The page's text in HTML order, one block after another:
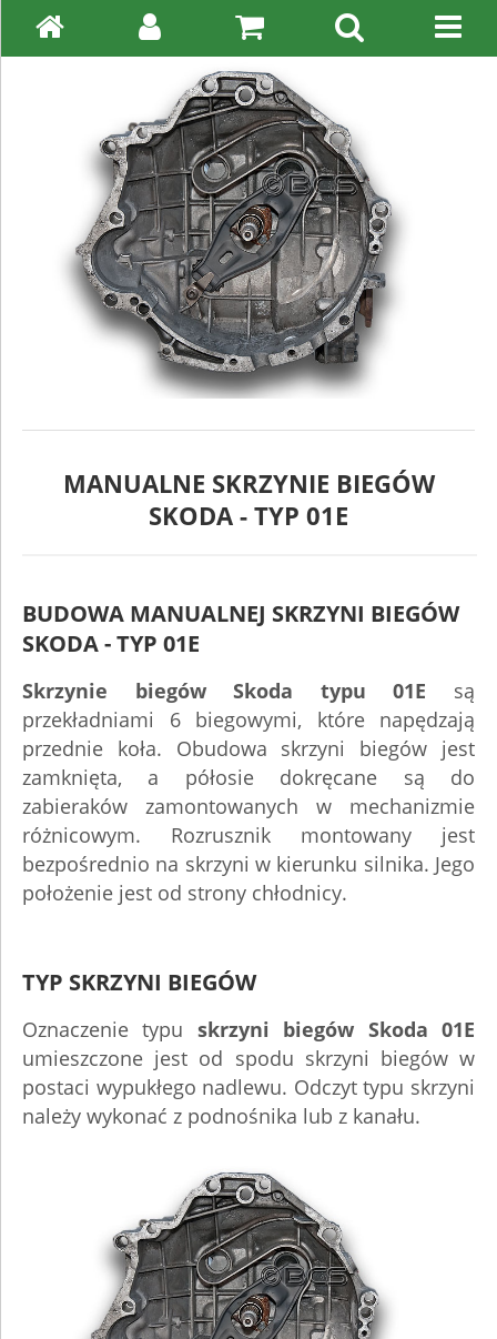
MANUALNE SKRZYNIE BIEGÓW
SKODA - TYP 01E
BUDOWA MANUALNEJ SKRZYNI BIEGÓW
SKODA - TYP 01E
Skrzynie biegów Skoda typu 01E są
przekładniami 6 biegowymi, które napędzają
przednie koła. Obudowa skrzyni biegów jest
zamknięta, a półosie dokręcane są do
zabieraków zamontowanych w mechanizmie
różnicowym. Rozrusznik montowany jest
bezpośrednio na skrzyni w kierunku silnika. Jego
położenie jest od strony chłodnicy.
TYP SKRZYNI BIEGÓW
Oznaczenie typu skrzyni biegów Skoda 01E
umieszczone jest od spodu skrzyni biegów w
postaci wypukłego nadlewu. Odczyt typu skrzyni
należy wykonać z podnośnika lub z kanału.